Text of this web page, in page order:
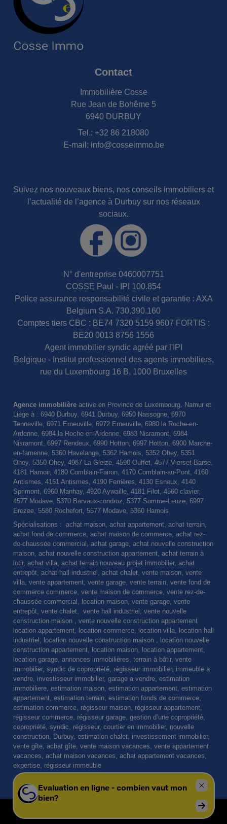
Contact
Immobilière Cosse
Rue Jean de Bohême 5
6940 DURBUY
Tel.: +32 86 218080
E-mail: info@cosseimmo.be
Suivez nos nouveaux biens, nos conseils immobiliers et
l’actualité de l’agence à Durbuy sur nos réseaux
sociaux.
N° d'entreprise 0460007751
COSSE Paul - IPI 100.854
Police assurance responsabilité civile et garantie : AXA
Belgium S.A. 730.390.160
Comptes tiers CBC : BE74 7320 5159 9607 FORTIS :
BE20 0013 8756 1556
Agent immobilier syndic agréé par l'IPI
Belgique - Institut professionnel des agents immobiliers,
rue du Luxembourg 16 B, 1000 Bruxelles
Agence immobilière active en Province de Luxembourg, Namur et
Liège à : 6940 Durbuy, 6941 Durbuy, 6950 Nassogne, 6970
Tenneville, 6971 Erneuville, 6972 Erneuville, 6980 la Roche-en-
Ardenne, 6984 la Roche-en-Ardenne, 6983 Nisramont, 6984
Nisramont, 6997 Rendeux, 6990 Hotton, 6997 Hotton, 6900 Marche-
en-famenne, 5360 Havelange, 5362 Hamois, 5352 Ohey, 5351
Ohey, 5350 Ohey, 4987 La Gleize, 4590 Ouffet, 4577 Vierset-Barse,
4181 Hamoir, 4180 Comblain-Fairon, 4170 Comblain-au-Pont, 4160
Antismes, 4151 Antismes, 4190 Ferrières, 4130 Esneux, 4140
Sprimont, 6960 Manhay, 4920 Aywaille, 4181 Filot, 4560 clavier,
4577 Modave, 5370 Barvaux-condroz, 5377 Somme-Leuze, 6997
Erezee, 5580 Rochefort, 5577 Modave, 5360 Hamois
Spécialisations : achat maison, achat appartement, achat terrain,
achat fond de commerce, achat maison de commerce, achat rez-
de-chaussée commercial, achat garage, achat nouvelle construction
maison, achat nouvelle construction appartement, achat terrain à
lotir, achat villa, achat terrain nouveau projet immobilier, achat
entrepôt, achat hall industriel, achat chalet, vente maison, vente
villa, vente appartement, vente garage, vente terrain, vente fond de
commerce commerce, vente maison de commerce, vente rez-de-
chaussée commercial, location maison, vente garage, vente
entrepôt, vente chalet, vente hall industriel, vente nouvelle
construction maison , vente nouvelle construction appartement
location appartement, location commerce, location villa, location hall
industriel, location nouvelle construction maison , location nouvelle
construction appartement, location maison, location appartement,
location garage, annonces immobilières, terrain à bâtir, vente
immobilier, syndic de copropriété, régisseur immobilier, immeuble a
vendre, investisseur immobilier, garage a vendre, estimation
immobiliere, estimation maison, estimation appartement, estimation
appartement, estimation terrain, estimation fonds de commerce,
estimation commerce, régisseur maison, régisseur appartement,
régisseur commerce, régisseur garage, gestion d’une copropriété,
copropriété, syndic, régisseur, courtier en immobilier, nouvelle
construction, Durbuy, estimation chalet, investissement immobilier,
vente gîte, achat gîte, vente maison vacances, vente appartement
vacances, achat maison vacances, achat appartement vacances,
expertise, régisseur immeuble